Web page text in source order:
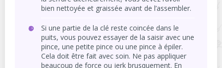
bien nettoyée et graissée avant de l’assembler.
Si une partie de la clé reste coincée dans le
puits, vous pouvez essayer de la saisir avec une
pince, une petite pince ou une pince à épiler.
Cela doit être fait avec soin. Ne pas appliquer
beaucoup de force ou jerk brusquement. En